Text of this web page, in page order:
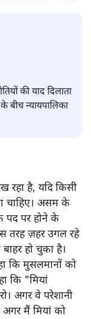
की याद दिलाता
बीच न्यायपालिका
रहा है, यदि किसी
चाहिए। असम के
पद पर होने के
तरह ज़हर उगल रहे
हो चुका है।
कि मुसलमानों को
कि "मियां
अगर वे परेशानी
मैं मियां को